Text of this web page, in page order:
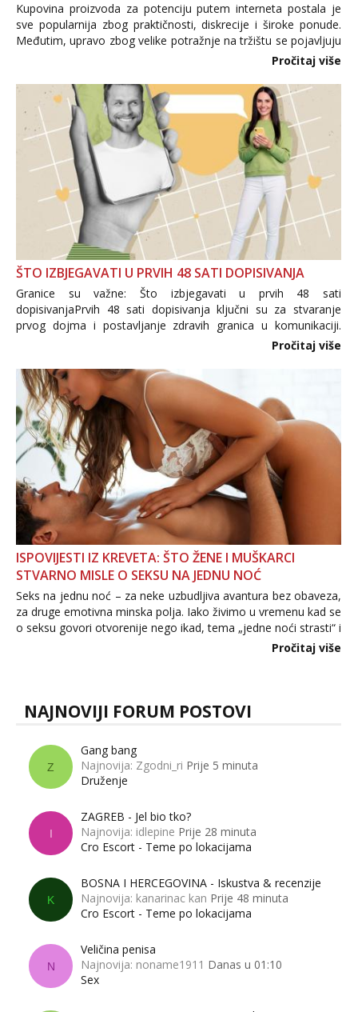
Kupovina proizvoda za potenciju putem interneta postala je
sve popularnija zbog praktičnosti, diskrecije i široke ponude.
Međutim, upravo zbog velike potražnje na tržištu se pojavljuju
i brojni krivotvoreni proizvodi, nepouzdane internetske
Pročitaj više
ŠTO IZBJEGAVATI U PRVIH 48 SATI DOPISIVANJA
Granice su važne: Što izbjegavati u prvih 48 sati
dopisivanjaPrvih 48 sati dopisivanja ključni su za stvaranje
prvog dojma i postavljanje zdravih granica u komunikaciji.
Važno je izbjeći prebrzo otkrivanje osobnih ili intimnih
informacija, jer nepoznata osoba još nije zaslužila to
povjerenje. Takođe...
Pročitaj više
ISPOVIJESTI IZ KREVETA: ŠTO ŽENE I MUŠKARCI
STVARNO MISLE O SEKSU NA JEDNU NOĆ
Seks na jednu noć – za neke uzbudljiva avantura bez obaveza,
za druge emotivna minska polja. Iako živimo u vremenu kad se
o seksu govori otvorenije nego ikad, tema „jedne noći strasti“ i
dalje izaziva burne rasprave. Što zapravo misle žene, a što
Pročitaj više
NAJNOVIJI FORUM POSTOVI
Z
Gang bang
Najnovija: Zgodni_ri Prije 5 minuta
Druženje
I
ZAGREB - Jel bio tko?
Najnovija: idlepine Prije 28 minuta
Cro Escort - Teme po lokacijama
K
BOSNA I HERCEGOVINA - Iskustva & recenzije
Najnovija: kanarinac kan Prije 48 minuta
Cro Escort - Teme po lokacijama
N
Veličina penisa
Najnovija: noname1911 Danas u 01:10
Sex